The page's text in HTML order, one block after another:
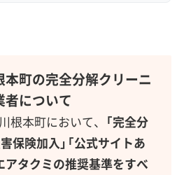
本町の完全分解クリーニ
者について
根本町において、 「完全分
保険加入」「公式サイトあ
アタクミの推奨基準をすべ